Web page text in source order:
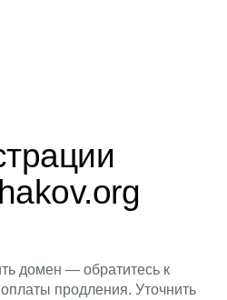
домен — обратитесь к
продления. Уточнить